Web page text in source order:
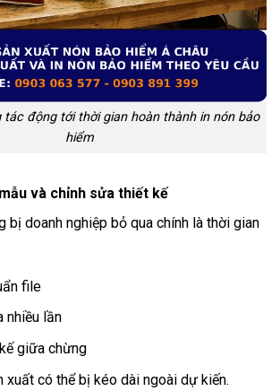
tác động tới thời gian hoàn thành in nón bảo
hiểm
và chỉnh sửa thiết kế
bị doanh nghiệp bỏ qua chính là thời gian
file
nhiều lần
giữa chừng
xuất có thể bị kéo dài ngoài dự kiến.